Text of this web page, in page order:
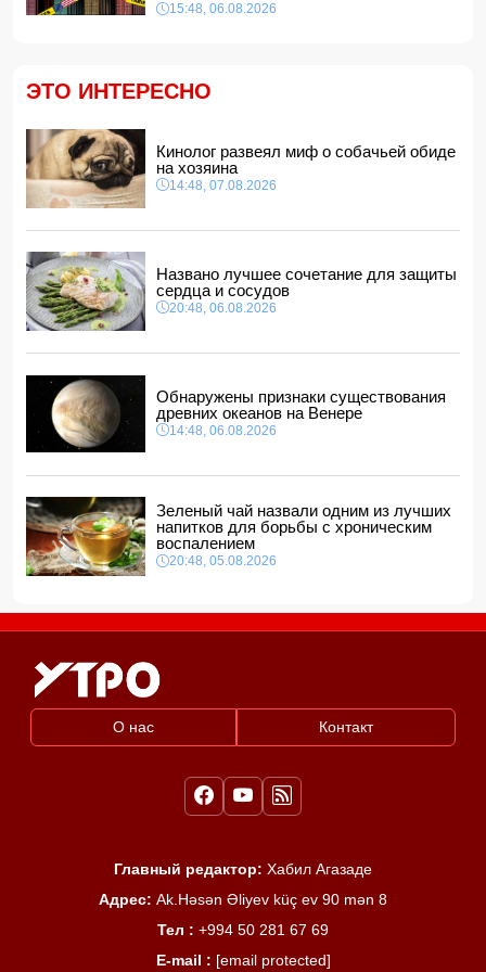
в кафе
12:12, 07.08.2026
Макгрегор заявил о начале подготовки к возвращению в
октагон
12:00, 07.08.2026
Опасный вирус приближается к границе Турции
11:48, 07.08.2026
ребенка
11:40, 07.08.2026
15:48, 06.08.2026
ЭТО ИНТЕРЕСНО
Кинолог развеял миф о собачьей обиде
на хозяина
14:48, 07.08.2026
Названо лучшее сочетание для защиты
сердца и сосудов
20:48, 06.08.2026
Обнаружены признаки существования
древних океанов на Венере
14:48, 06.08.2026
Зеленый чай назвали одним из лучших
напитков для борьбы с хроническим
воспалением
20:48, 05.08.2026
О нас Контакт
Главный редактор: Хабил Агазаде
Адрес: Ak.Həsən Əliyev küç ev 90 mən 8
Тел : +994 50 281 67 69
E-mail : [email protected]